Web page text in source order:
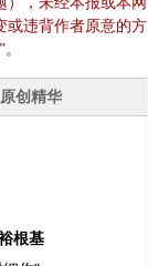
或违背作者原意的方